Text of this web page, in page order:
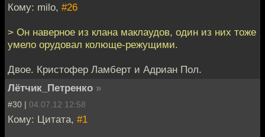
Кому: milo, #26
> Он наверное из клана маклаудов, один из них тоже
умело орудовал колюще-режущими.
Двое. Кристофер Ламберт и Адриан Пол.
Лётчик_Петренко »
#30 | 04.07.12 12:58
Кому: Цитата, #1